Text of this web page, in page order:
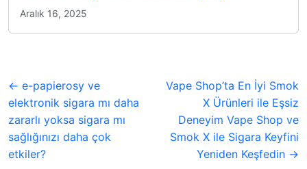
Aralık 16, 2025
← e-papierosy ve
elektronik sigara mı daha
zararlı yoksa sigara mı
sağlığınızı daha çok
etkiler?
Vape Shop’ta En İyi Smok
X Ürünleri ile Eşsiz
Deneyim Vape Shop ve
Smok X ile Sigara Keyfini
Yeniden Keşfedin →